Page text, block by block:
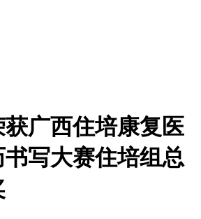
广西住培康复医
写大赛住培组总